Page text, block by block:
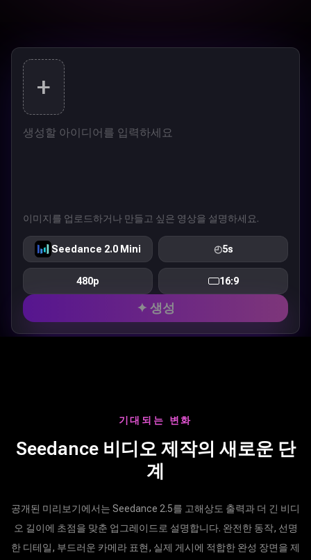
+
이미지를 업로드하거나 만들고 싶은 영상을 설명하세요.
Seedance 2.0 Mini ◴5s
480p 16:9
✦ 생성
기대되는 변화
Seedance 비디오 제작의 새로운 단
계
공개된 미리보기에서는 Seedance 2.5를 고해상도 출력과 더 긴 비디
오 길이에 초점을 맞춘 업그레이드로 설명합니다. 완전한 동작, 선명
한 디테일, 부드러운 카메라 표현, 실제 게시에 적합한 완성 장면을 제